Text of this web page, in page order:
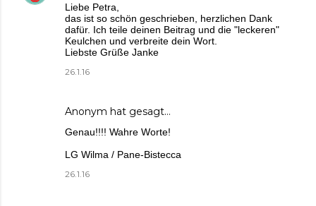
Liebe Petra,
das ist so schön geschrieben, herzlichen Dank
dafür. Ich teile deinen Beitrag und die "leckeren"
Keulchen und verbreite dein Wort.
Liebste Grüße Janke
26.1.16
Anonym hat gesagt…
Genau!!!! Wahre Worte!
LG Wilma / Pane-Bistecca
26.1.16